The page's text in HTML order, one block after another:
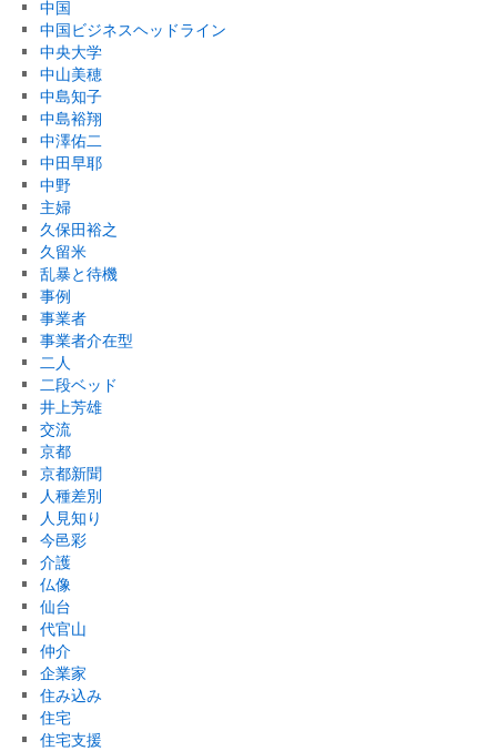
中国
中国ビジネスヘッドライン
中央大学
中山美穂
中島知子
中島裕翔
中澤佑二
中田早耶
中野
主婦
久保田裕之
久留米
乱暴と待機
事例
事業者
事業者介在型
二人
二段ベッド
井上芳雄
交流
京都
京都新聞
人種差別
人見知り
今邑彩
介護
仏像
仙台
代官山
仲介
企業家
住み込み
住宅
住宅支援